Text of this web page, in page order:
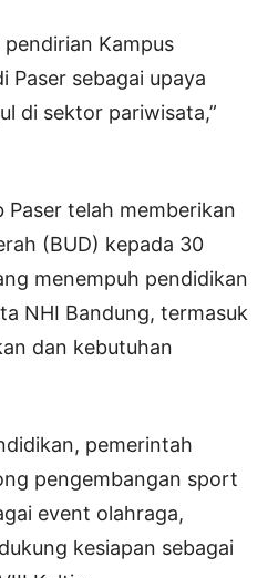
Kampus
Paser sebagai upaya
di sektor pariwisata,”
Paser telah memberikan
(BUD) kepada 30
menempuh pendidikan
NHI Bandung, termasuk
dan kebutuhan
pemerintah
pengembangan sport
event olahraga,
kesiapan sebagai